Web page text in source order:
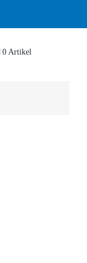
0 Artikel